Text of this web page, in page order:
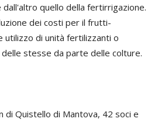
dall'altro quello della fertirrigazione.
dei costi per il frutti-
utilizzo di unità fertilizzanti o
stesse da parte delle colture.
di Quistello di Mantova, 42 soci e